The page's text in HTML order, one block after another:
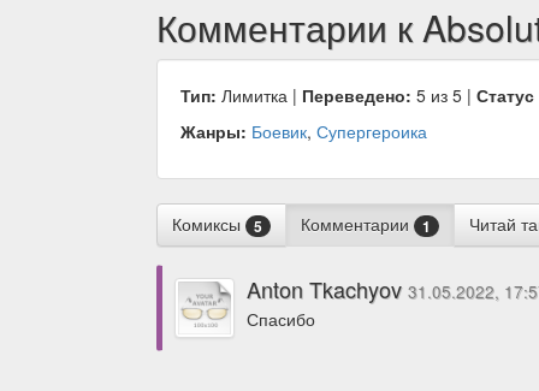
Комментарии к
Тип: Лимитка | Переведено: 5 из 5 |
Жанры: Боевик, Супергероика
Комиксы 5 Комментарии 1 Читай
Anton Tkachyov 31.05.2022,
Спасибо